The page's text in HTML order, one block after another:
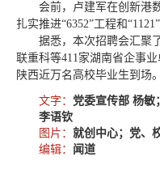
会前，卢建军在创新港
扎实推进“6352”工程和
据悉，本次招聘会汇聚
联重科等411家湖南省企事
陕西近万名高校毕业生到场。
文字： 党委宣传部 杨敏
李语钦
图片： 就创中心；党、
编辑： 闻道